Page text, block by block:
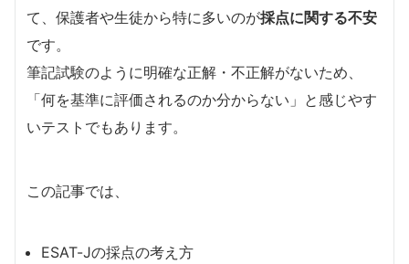
て、保護者や生徒から特に多いのが採点に関する不安
です。
筆記試験のように明確な正解・不正解がないため、
「何を基準に評価されるのか分からない」と感じやす
いテストでもあります。
この記事では、
ESAT-Jの採点の考え方